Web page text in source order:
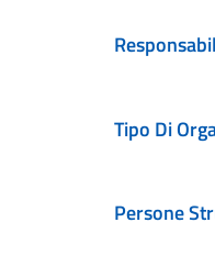
Tipo Di
Persone